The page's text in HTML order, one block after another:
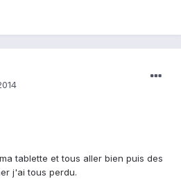
tablette et tous aller bien puis des
j'ai tous perdu.